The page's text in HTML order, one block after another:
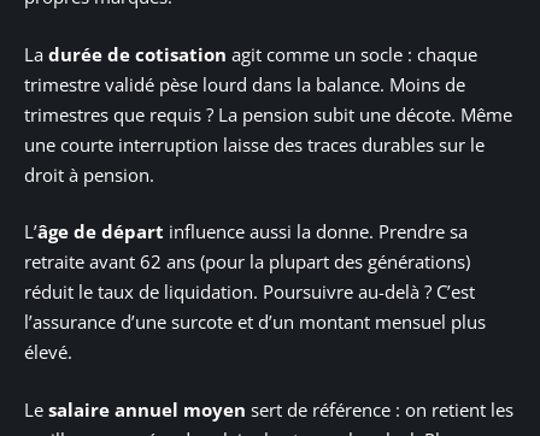
La durée de cotisation agit comme un socle : chaque
trimestre validé pèse lourd dans la balance. Moins de
trimestres que requis ? La pension subit une décote. Même
une courte interruption laisse des traces durables sur le
droit à pension.
L’âge de départ influence aussi la donne. Prendre sa
retraite avant 62 ans (pour la plupart des générations)
réduit le taux de liquidation. Poursuivre au-delà ? C’est
l’assurance d’une surcote et d’un montant mensuel plus
élevé.
Le salaire annuel moyen sert de référence : on retient les